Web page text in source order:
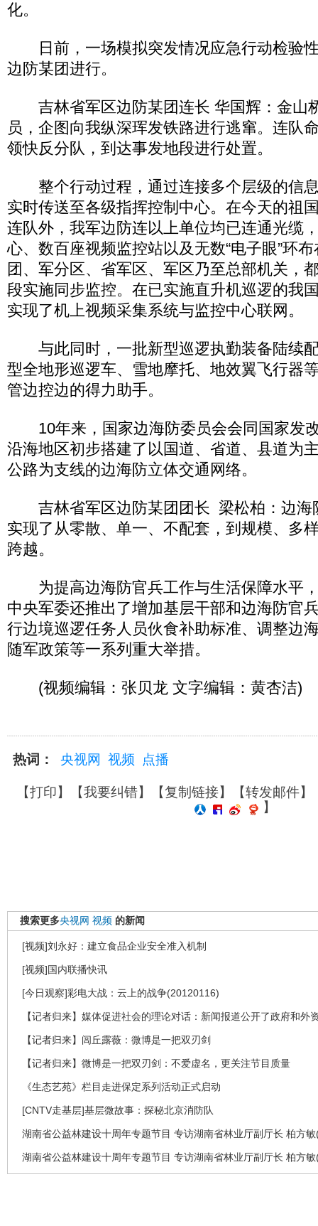
化。
日前，一场模拟突发情况应急行动检验
边防某团进行。
吉林省军区边防某团连长 华国辉：金山
员，企图向我纵深珲发铁路进行逃窜。连队
领快反分队，到达事发地段进行处置。
整个行动过程，通过连接多个层级的信
实时传送至各级指挥控制中心。在今天的祖
连队外，我军边防连以上单位均已连通光缆
心、数百座视频监控站以及无数“电子眼”环
团、军分区、省军区、军区乃至总部机关，
段实施同步监控。在已实施直升机巡逻的我
实现了机上视频采集系统与监控中心联网。
与此同时，一批新型巡逻执勤装备陆续
型全地形巡逻车、雪地摩托、地效翼飞行器
管边控边的得力助手。
10年来，国家边海防委员会会同国家发
沿海地区初步搭建了以国道、省道、县道为
公路为支线的边海防立体交通网络。
吉林省军区边防某团团长 梁松柏：边海
实现了从零散、单一、不配套，到规模、多
跨越。
为提高边海防官兵工作与生活保障水平
中央军委还推出了增加基层干部和边海防官
行边境巡逻任务人员伙食补助标准、调整边
随军政策等一系列重大举措。
(视频编辑：张贝龙 文字编辑：黄杏洁)
热词： 央视网 视频 点播
【打印】【我要纠错】【复制链接】【转发邮件】
】
搜索更多央视网 视频 的新闻
[视频]刘永好：建立食品企业安全准入机制
[视频]国内联播快讯
[今日观察]彩电大战：云上的战争(20120116)
【记者归来】媒体促进社会的理论对话：新闻报道公开了政府和外
【记者归来】闾丘露薇：微博是一把双刃剑
【记者归来】微博是一把双刃剑：不爱虚名，更关注节目质量
《生态艺苑》栏目走进保定系列活动正式启动
[CNTV走基层]基层微故事：探秘北京消防队
湖南省公益林建设十周年专题节目 专访湖南省林业厅副厅长 柏方
湖南省公益林建设十周年专题节目 专访湖南省林业厅副厅长 柏方